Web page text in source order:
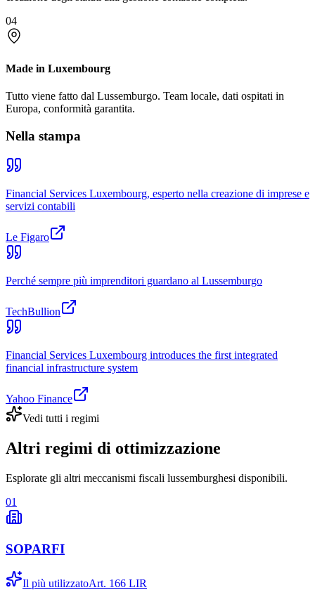
04
Made in Luxembourg
Tutto viene fatto dal Lussemburgo. Team locale, dati ospitati in
Europa, conformità garantita.
Nella stampa
Financial Services Luxembourg, esperto nella creazione di imprese e
servizi contabili
Le Figaro
Perché sempre più imprenditori guardano al Lussemburgo
TechBullion
Financial Services Luxembourg introduces the first integrated
financial infrastructure system
Yahoo Finance
Vedi tutti i regimi
Altri regimi di ottimizzazione
Esplorate gli altri meccanismi fiscali lussemburghesi disponibili.
01
SOPARFI
Il più utilizzatoArt. 166 LIR